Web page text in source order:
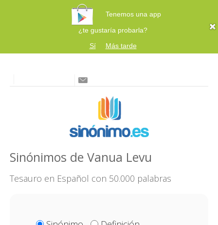
Tenemos una app
¿te gustaría probarla?
Sí
Más tarde
Sinónimos de Vanua Levu
Tesauro en Español con 50.000 palabras